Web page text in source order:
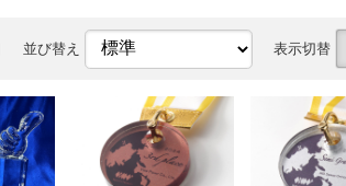
並び替え 表示切替